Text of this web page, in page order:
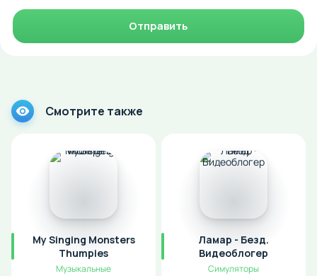
Отправить
Смотрите также
My Singing Monsters
Thumpies
Музыкальные
Ламар - Безд.
Видеоблогер
Симуляторы